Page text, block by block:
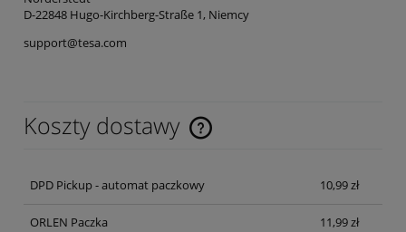
D-22848 Hugo-Kirchberg-Straße 1, Niemcy
support@tesa.com
Koszty dostawy
Cena nie zawiera ewentualnych kosztów płatności
DPD Pickup - automat paczkowy 10,99 zł
ORLEN Paczka 11,99 zł